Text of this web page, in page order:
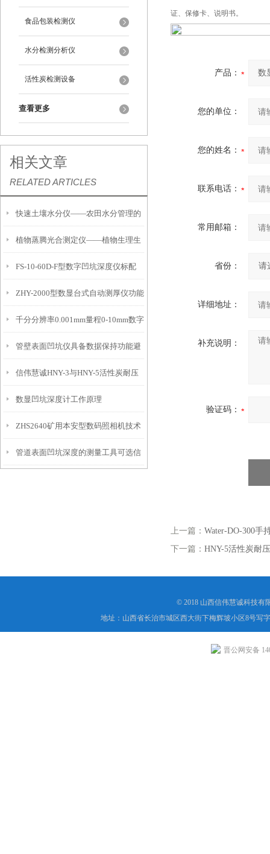
食品包装检测仪
水分检测分析仪
活性炭检测设备
查看更多
相关文章
RELATED ARTICLES
快速土壤水分仪——农田水分管理的
便携式检测工具
植物蒸腾光合测定仪——植物生理生
态的实时监测设备
FS-10-60D-F型数字凹坑深度仪标配
IP54级表头分辨率0.01mm量程
10mm！
ZHY-2000型数显台式自动测厚仪功能
特点
千分分辨率0.001mm量程0-10mm数字
埋头度仪技术参数！
管壁表面凹坑仪具备数据保持功能避
免测试过程中测针移动导致数据变动
信伟慧诚HNY-3与HNY-5活性炭耐压
强度测定仪技术参数！
数显凹坑深度计工作原理
ZHS2640矿用本安型数码照相机技术
参数！
管道表面凹坑深度的测量工具可选信
证、保修卡、说明书。
产品：
您的单位：
您的姓名：
联系电话：
常用邮箱：
省份：
详细地址：
补充说明：
验证码：
上一篇： Water-DO-300手
下一篇： HNY-5活性炭耐
© 2018 山西信伟慧诚科技有
地址：山西省长治市城区西大街下梅辉坡小区8号写
晋公网安备